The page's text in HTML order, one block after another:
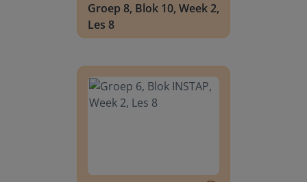
Groep 8, Blok 10, Week 2,
Les 8